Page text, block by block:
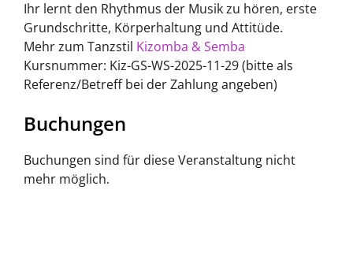
Ihr lernt den Rhythmus der Musik zu hören, erste
Grundschritte, Körperhaltung und Attitüde.
Mehr zum Tanzstil Kizomba & Semba
Kursnummer: Kiz-GS-WS-2025-11-29 (bitte als
Referenz/Betreff bei der Zahlung angeben)
Buchungen
Buchungen sind für diese Veranstaltung nicht
mehr möglich.